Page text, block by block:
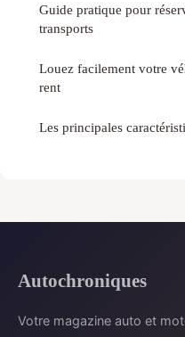
Guide pratique pour
transports
Louez facilement votre
rent
Les principales
Autochroniques
Votre magazine auto et